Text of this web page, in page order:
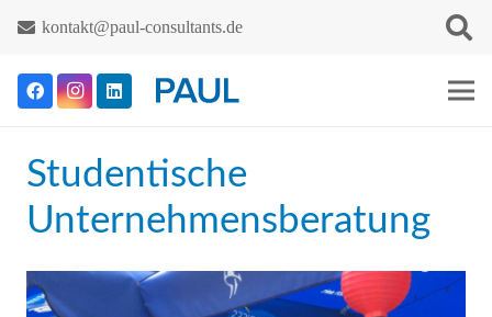
kontakt@paul-consultants.de
Studentische
Unternehmensberatung